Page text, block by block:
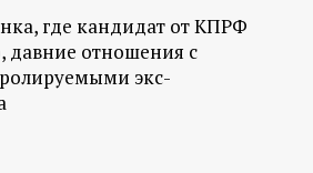
где кандидат от КПРФ
давние отношения с
экс-